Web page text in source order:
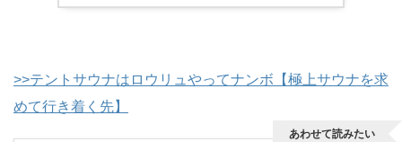
>>テントサウナはロウリュやってナンボ【極上サウナを求
めて行き着く先】
あわせて読みたい